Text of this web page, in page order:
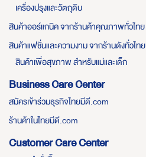
เครื่องปรุงและวัตถุดิบ
สินค้าออร์แกนิค จากร้านค้าคุณภาพทั่วไทย
สินค้าแฟชั่นและความงาม จากร้านดังทั่วไทย
สินค้าเพื่อสุขภาพ สำหรับแม่และเด็ก
Business Care Center
สมัครเข้าร่วมธุรกิจไทยมีดี.com
ร้านค้าในไทยมีดี.com
Customer Care Center